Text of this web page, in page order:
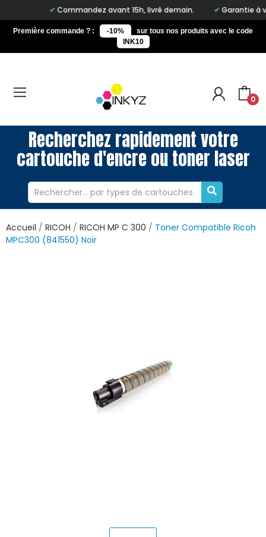
Commandez avant 15h, livré demain. Garantie à vie
Première commande ? : -10%
sur tous nos produits avec le code
INK10
0
Recherchez rapidement votre
cartouche d'encre ou toner laser
Accueil RICOH RICOH MP C 300
Toner Compatible Ricoh
MPC300 (841550) Noir